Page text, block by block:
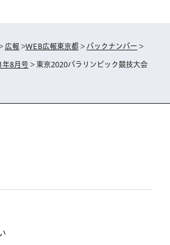
広報 >WEB広報東京都 > バックナンバー >
年8月号 > 東京2020パラリンピック競技大会